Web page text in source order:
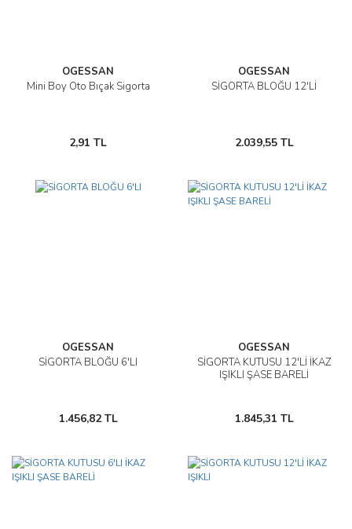
OGESSAN
Mini Boy Oto Bıçak Sigorta
2,91 TL
OGESSAN
SİGORTA BLOĞU 12'Lİ
2.039,55 TL
OGESSAN
SİGORTA BLOĞU 6'LI
1.456,82 TL
OGESSAN
SİGORTA KUTUSU 12'Lİ İKAZ
IŞIKLI ŞASE BARELİ
1.845,31 TL